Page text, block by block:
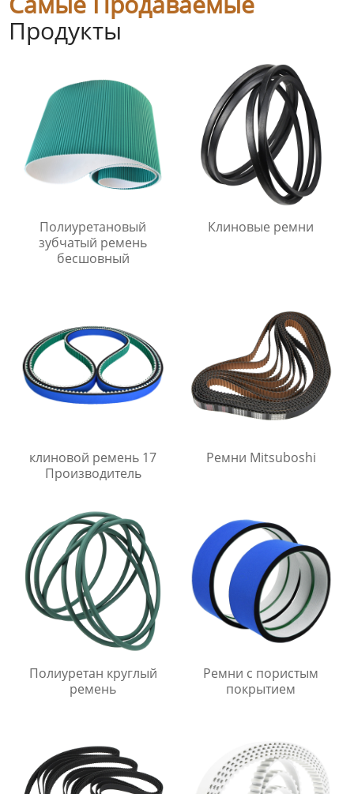
Продукты
Полиуретановый
зубчатый ремень
бесшовный
Клиновые ремни
клиновой ремень 17
Производитель
Ремни Mitsuboshi
Полиуретан круглый
ремень
Ремни с пористым
покрытием